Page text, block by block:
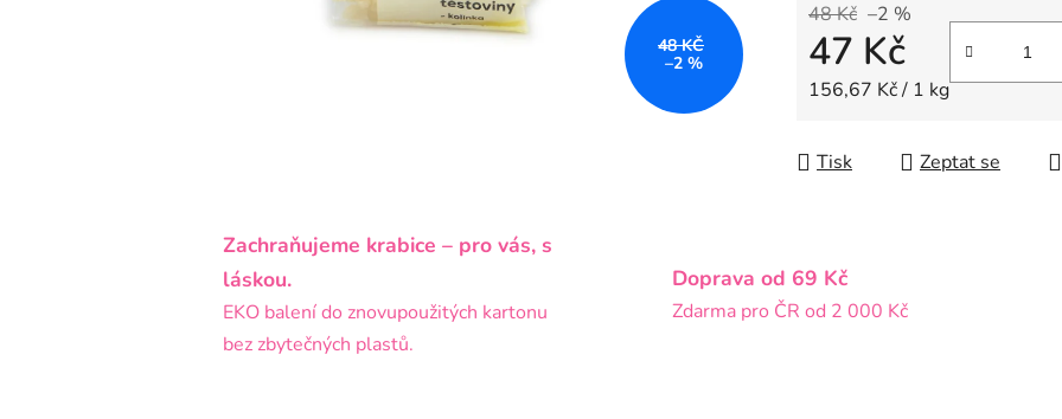
48 Kč –2 %
47 Kč
Měrná cena:
156,67 Kč / 1 kg
Tisk Zeptat se
48 KČ
–2 %
Zachraňujeme krabice – pro vás, s
láskou.
EKO balení do znovupoužitých kartonu
bez zbytečných plastů.
Doprava od 69 Kč
Zdarma pro ČR od 2 000 Kč